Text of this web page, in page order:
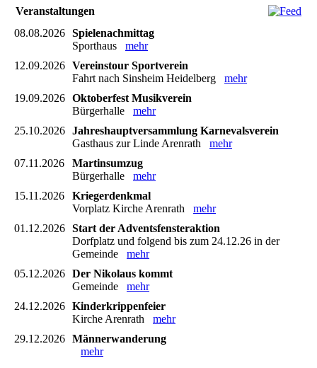
Veranstaltungen
08.08.2026 Spielenachmittag
Sporthaus mehr
12.09.2026 Vereinstour Sportverein
Fahrt nach Sinsheim Heidelberg mehr
19.09.2026 Oktoberfest Musikverein
Bürgerhalle mehr
25.10.2026 Jahreshauptversammlung Karnevalsverein
Gasthaus zur Linde Arenrath mehr
07.11.2026
Martinsumzug
Bürgerhalle mehr
15.11.2026
Kriegerdenkmal
Vorplatz Kirche Arenrath mehr
01.12.2026 Start der Adventsfensteraktion
Dorfplatz und folgend bis zum 24.12.26 in der
Gemeinde mehr
05.12.2026 Der Nikolaus kommt
Gemeinde mehr
24.12.2026 Kinderkrippenfeier
Kirche Arenrath mehr
29.12.2026 Männerwanderung
mehr